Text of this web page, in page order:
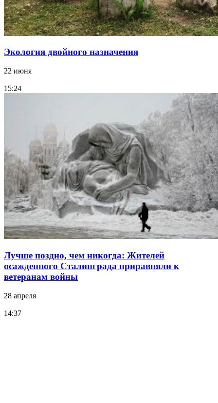
Экология двойного назначения
22 июня
15:24
Лучше поздно, чем никогда: Жителей
осажденного Сталинграда приравняли к
ветеранам войны
28 апреля
14:37